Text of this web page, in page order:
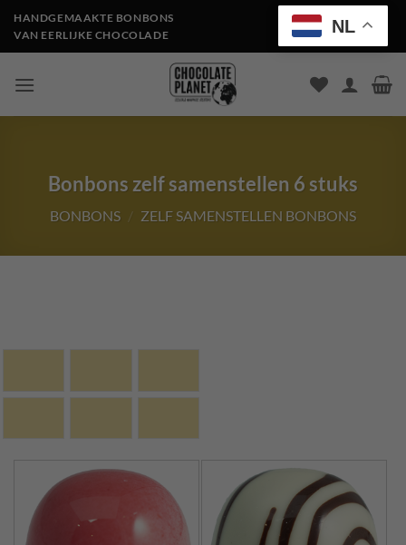
Ga
naar
inhoud
HANDGEMAAKTE BONBONS
VAN EERLIJKE CHOCOLADE
Bonbons zelf samenstellen 6 stuks
BONBONS / ZELF SAMENSTELLEN BONBONS
NL